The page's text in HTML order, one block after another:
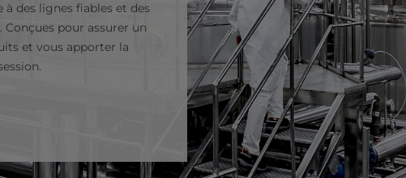
des lignes fiables et des
pour assurer un
et vous apporter la